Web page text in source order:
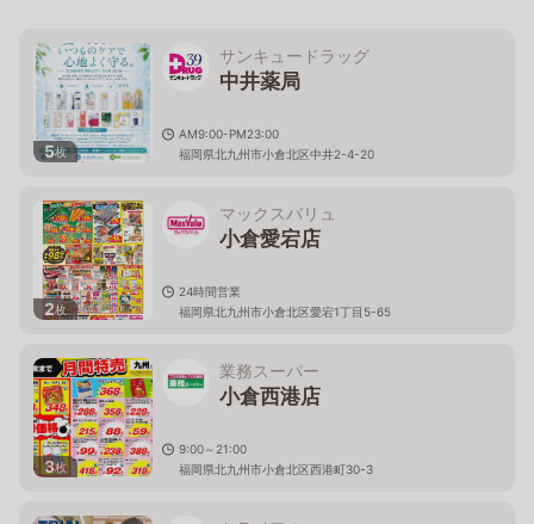
5枚
サンキュードラッグ
中井薬局
AM9:00-PM23:00
福岡県北九州市小倉北区中井2-4-20
2枚
マックスバリュ
小倉愛宕店
24時間営業
福岡県北九州市小倉北区愛宕1丁目5-65
3枚
業務スーパー
小倉西港店
9:00～21:00
福岡県北九州市小倉北区西港町30-3